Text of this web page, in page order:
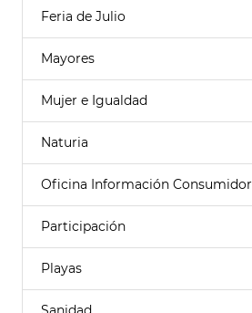
Feria de Julio
Mayores
Mujer e Igualdad
Naturia
Oficina Información Consumidor
Participación
Playas